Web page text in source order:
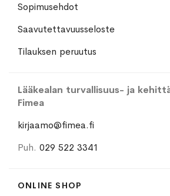
Sopimusehdot
Saavutettavuusseloste
Tilauksen peruutus
Lääkealan turvallisuus- ja
Fimea
kirjaamo@fimea.fi
Puh. 029 522 3341
ONLINE SHOP